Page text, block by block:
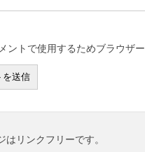
ントで使用するためブラウザ
はリンクフリーです。